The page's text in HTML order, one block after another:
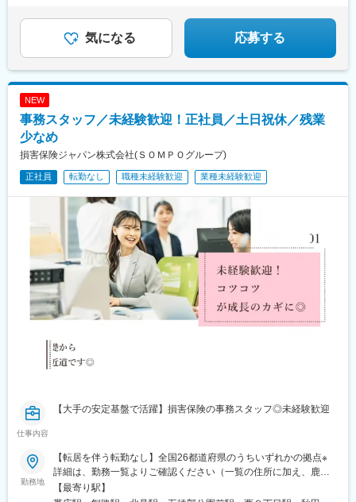
対策：各拠点にあり条件がトータルにそろった当社で、家計見直しのプロへ
とステップアップしませんか。
気になる 応募する
NEW
事務スタッフ／未経験歓迎！正社員／土日祝休／残業
少なめ
損害保険ジャパン株式会社(ＳＯＭＰＯグループ)
正社員 転勤なし 職種未経験歓迎 業種未経験歓迎
仕事内容
【大手の安定基盤で活躍】損害保険の事務スタッフ◎未経験歓迎
勤務地
【転居を伴う転勤なし】全国26都道府県のうちいずれかの拠点※
詳細は、勤務一覧よりご確認ください（一覧の住所に加え、鹿児
島県奄美市名瀬幸町8-13 栄ビルでも募集しています。）※新宿本
【最寄り駅】